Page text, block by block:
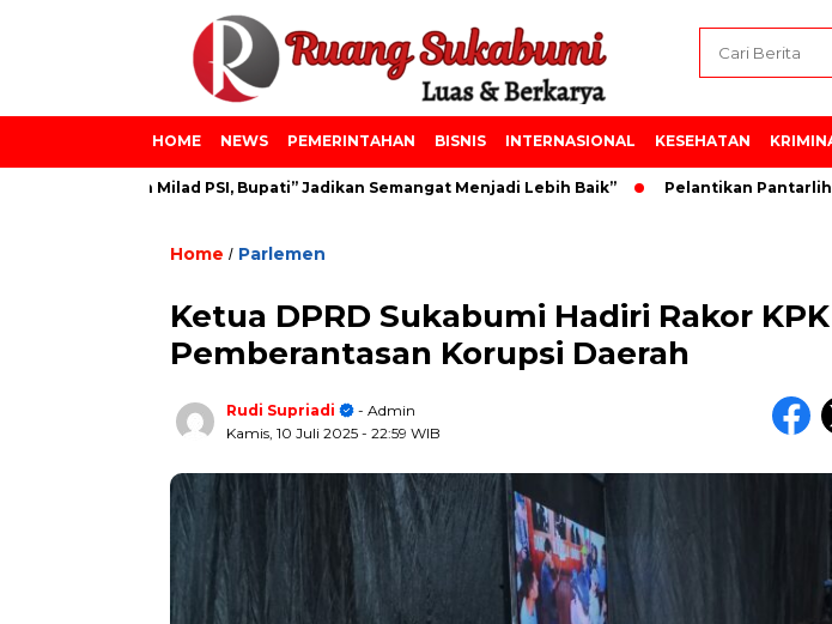
HOME NEWS PEMERINTAHAN BISNIS INTERNASIONAL KESEHATAN
dan Milad PSI, Bupati” Jadikan Semangat Menjadi Lebih Baik” Pelantikan Pantarlih Se-
Home / Parlemen
Ketua DPRD Sukabumi Hadiri Rakor
Pemberantasan Korupsi Daerah
Rudi Supriadi
- Admin
Kamis, 10 Juli 2025 - 22:59 WIB